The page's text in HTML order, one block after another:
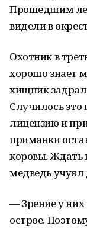
Прошедшим
видели в
Охотник в
хорошо знает
хищник
Случилось это
лицензию и
приманки
коровы. Ждать
медведь
— Зрение у них
острое.